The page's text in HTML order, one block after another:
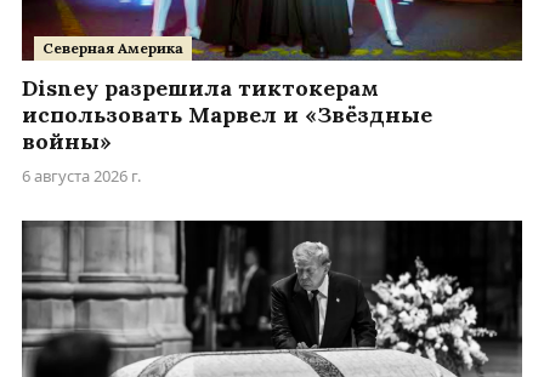
Северная Америка
Disney разрешила тиктокерам
использовать Марвел и «Звёздные
войны»
6 августа 2026 г.